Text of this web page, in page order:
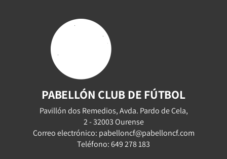
PABELLÓN CLUB DE FÚTBOL
Pavillón dos Remedios, Avda. Pardo de Cela,
2 - 32003 Ourense
Correo electrónico: pabelloncf@pabelloncf.com
Teléfono: 649 278 183